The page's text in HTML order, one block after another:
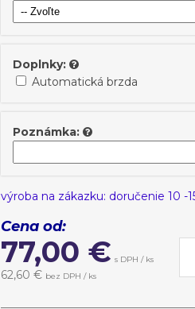
Doplnky:
Automatická brzda
Poznámka:
výroba na zákazku: doručenie 10 -
Cena od:
77,00 € s DPH / ks
62,60 € bez DPH / ks